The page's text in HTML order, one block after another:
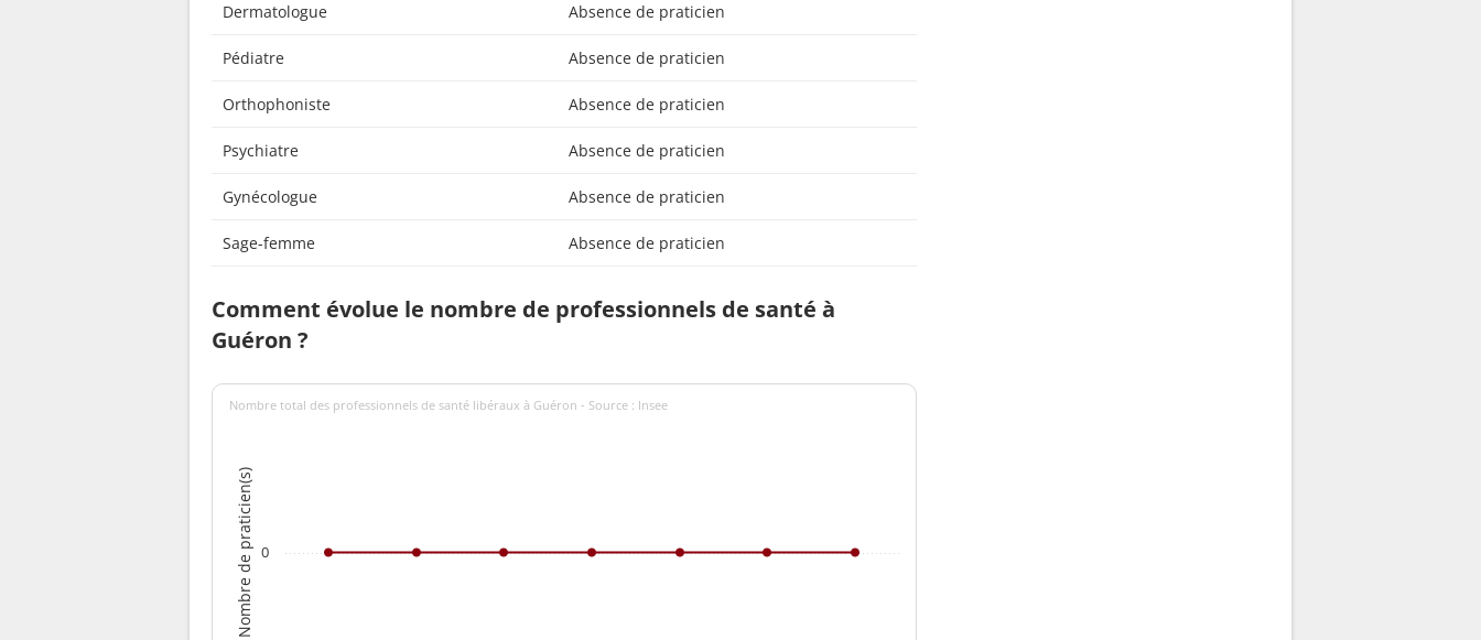
Dermatologue Absence de praticien
Pédiatre Absence de praticien
Orthophoniste Absence de praticien
Psychiatre Absence de praticien
Gynécologue Absence de praticien
Sage-femme Absence de praticien
Comment évolue le nombre de professionnels de santé à
Guéron ?
Nombre de praticien(s)
Nombre total des professionnels de santé libéraux à Guéron - Source : Insee
0